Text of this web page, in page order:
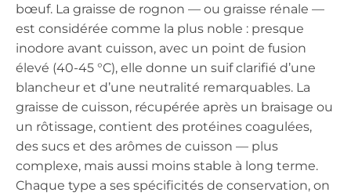
bœuf. La graisse de rognon — ou graisse rénale —
est considérée comme la plus noble : presque
inodore avant cuisson, avec un point de fusion
élevé (40-45 °C), elle donne un suif clarifié d’une
blancheur et d’une neutralité remarquables. La
graisse de cuisson, récupérée après un braisage ou
un rôtissage, contient des protéines coagulées,
des sucs et des arômes de cuisson — plus
complexe, mais aussi moins stable à long terme.
Chaque type a ses spécificités de conservation, on